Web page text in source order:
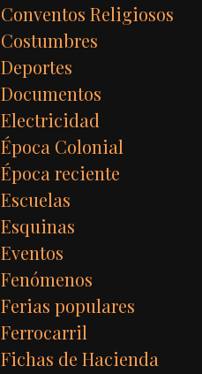
Conventos Religiosos
Costumbres
Deportes
Documentos
Electricidad
Época Colonial
Época reciente
Escuelas
Esquinas
Eventos
Fenómenos
Ferias populares
Ferrocarril
Fichas de Hacienda